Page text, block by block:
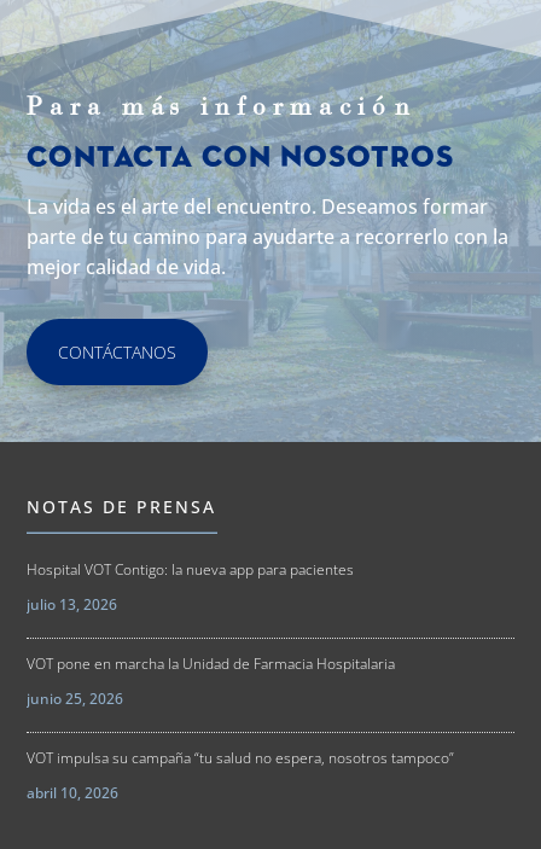
Para más información
Contacta con Nosotros
La vida es el arte del encuentro. Deseamos formar
parte de tu camino para ayudarte a recorrerlo con la
mejor calidad de vida.
CONTÁCTANOS
NOTAS DE PRENSA
Hospital VOT Contigo: la nueva app para pacientes
julio 13, 2026
VOT pone en marcha la Unidad de Farmacia Hospitalaria
junio 25, 2026
VOT impulsa su campaña “tu salud no espera, nosotros tampoco”
abril 10, 2026